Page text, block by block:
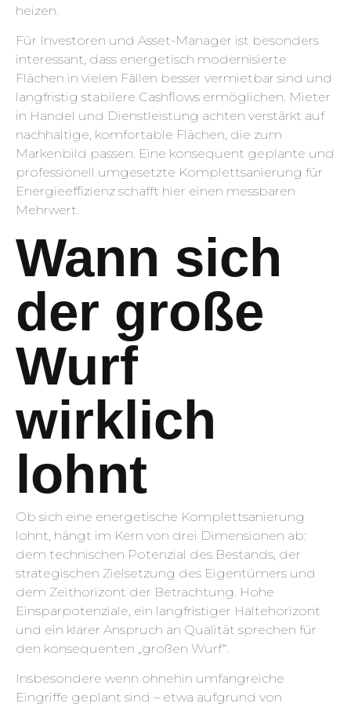
heizen.
Für Investoren und Asset-Manager ist besonders
interessant, dass energetisch modernisierte
Flächen in vielen Fällen besser vermietbar sind und
langfristig stabilere Cashflows ermöglichen. Mieter
in Handel und Dienstleistung achten verstärkt auf
nachhaltige, komfortable Flächen, die zum
Markenbild passen. Eine konsequent geplante und
professionell umgesetzte Komplettsanierung für
Energieeffizienz schafft hier einen messbaren
Mehrwert.
Wann sich
der große
Wurf
wirklich
lohnt
Ob sich eine energetische Komplettsanierung
lohnt, hängt im Kern von drei Dimensionen ab:
dem technischen Potenzial des Bestands, der
strategischen Zielsetzung des Eigentümers und
dem Zeithorizont der Betrachtung. Hohe
Einsparpotenziale, ein langfristiger Haltehorizont
und ein klarer Anspruch an Qualität sprechen für
den konsequenten „großen Wurf“.
Insbesondere wenn ohnehin umfangreiche
Eingriffe geplant sind – etwa aufgrund von